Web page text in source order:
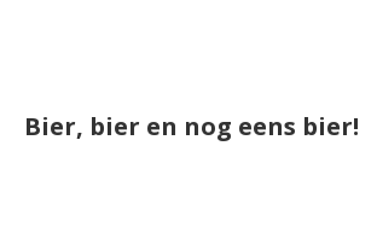
Bier, bier en nog eens bier!